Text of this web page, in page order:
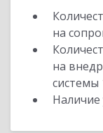
на
на
системы
Наличие